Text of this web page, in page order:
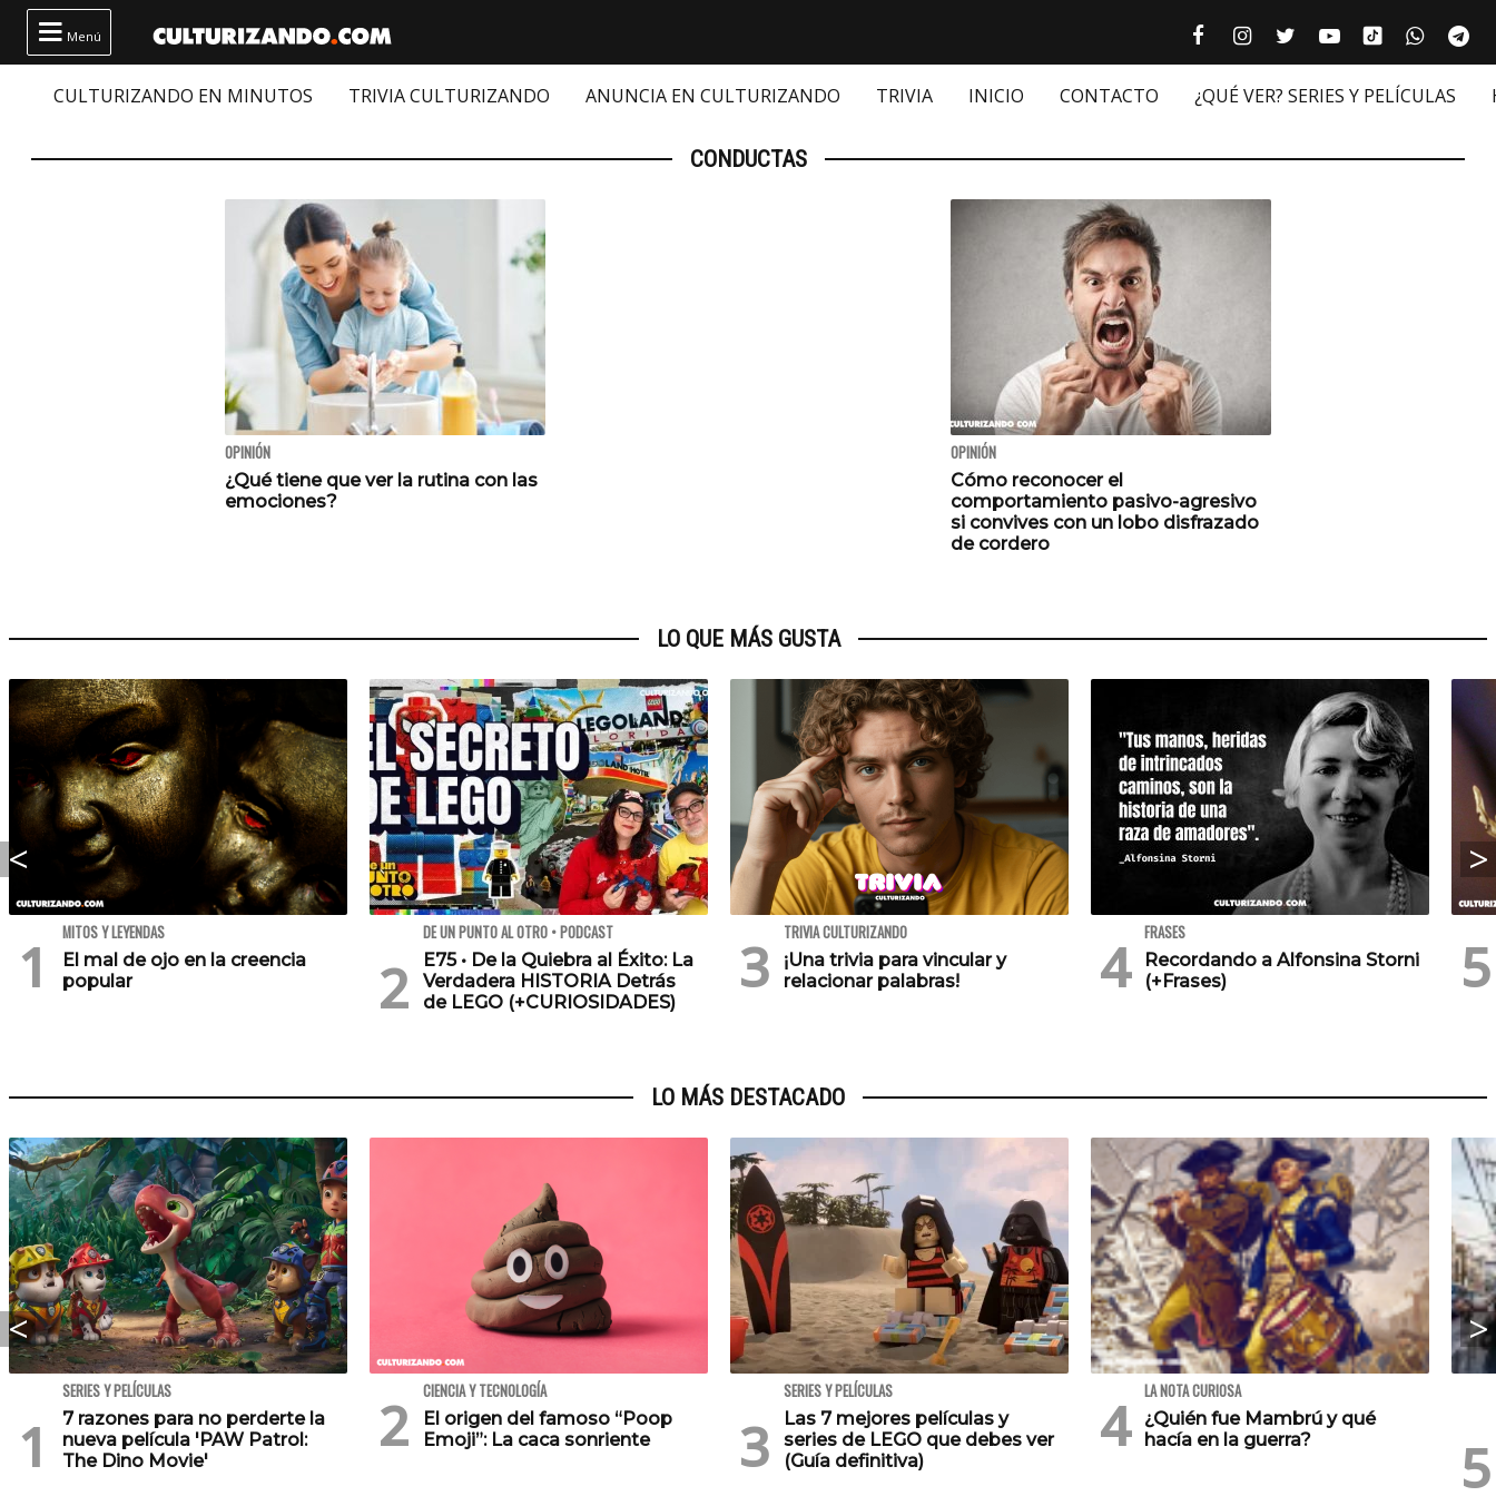
 Menú  Facebook culturizando.com |
 Instagram
 Twitter
 Youtube
Tiktok
 
CULTURIZANDO EN MINUTOS TRIVIA CULTURIZANDO ANUNCIA EN CULTURIZANDO TRIVIA INICIO CONTACTO ¿QUÉ VER? SERIES Y PELÍCULAS
CONDUCTAS
OPINIÓN
¿Qué tiene que ver la rutina con las
emociones?
OPINIÓN
Cómo reconocer el
comportamiento pasivo-agresivo
si convives con un lobo disfrazado
de cordero
LO QUE MÁS GUSTA
MITOS Y LEYENDAS
El mal de ojo en la creencia
popular
DE UN PUNTO AL OTRO • PODCAST
E75 • De la Quiebra al Éxito: La
Verdadera HISTORIA Detrás
de LEGO (+CURIOSIDADES)
TRIVIA CULTURIZANDO
¡Una trivia para vincular y
relacionar palabras!
FRASES
Recordando a Alfonsina Storni
(+Frases)
LO MÁS DESTACADO
SERIES Y PELÍCULAS
7 razones para no perderte la
nueva película 'PAW Patrol:
The Dino Movie'
CIENCIA Y TECNOLOGÍA
El origen del famoso “Poop
Emoji”: La caca sonriente
SERIES Y PELÍCULAS
Las 7 mejores películas y
series de LEGO que debes ver
(Guía definitiva)
LA NOTA CURIOSA
¿Quién fue Mambrú y qué
hacía en la guerra?